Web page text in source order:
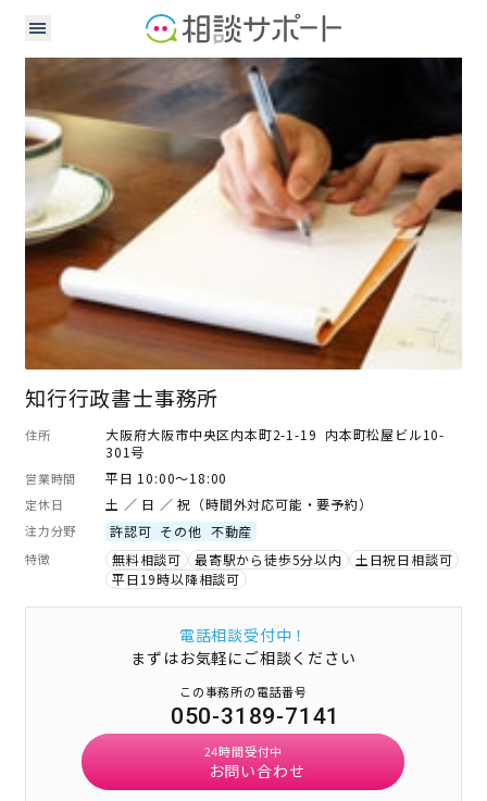
知行行政書士事務所
住所
大阪府大阪市中央区内本町2-1-19 内本町松屋ビル10-
301号
営業時間 平日 10:00～18:00
定休日 土 ／ 日 ／ 祝（時間外対応可能・要予約）
注力分野 許認可 その他 不動産
特徴 無料相談可 最寄駅から徒歩5分以内
土日祝日相談可
平日19時以降相談可
電話相談受付中！
まずはお気軽にご相談ください
この事務所の電話番号
050-3189-7141
24時間受付中
お問い合わせ